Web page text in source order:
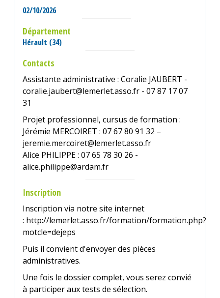
02/10/2026
Département
Hérault (34)
Contacts
Assistante administrative : Coralie JAUBERT -
coralie.jaubert@lemerlet.asso.fr - 07 87 17 07
31
Projet professionnel, cursus de formation :
Jérémie MERCOIRET : 07 67 80 91 32 –
jeremie.mercoiret@lemerlet.asso.fr
Alice PHILIPPE : 07 65 78 30 26 -
alice.philippe@ardam.fr
Inscription
Inscription via notre site internet
: http://lemerlet.asso.fr/formation/formation.php?
motcle=dejeps
Puis il convient d'envoyer des pièces
administratives.
Une fois le dossier complet, vous serez convié
à participer aux tests de sélection.